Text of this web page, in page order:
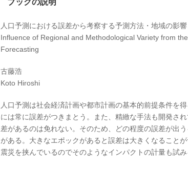
ブックの説明
人口予測における誤差から考察する予測方法・地域の影響
Influence of Regional and Methodological Variety from
Forecasting
古藤浩
Koto Hiroshi
人口予測は社会経済計画や都市計画の基本的前提条件を
には常に誤差がつきまとう。また、精緻な手法も開発さ
差があるのは免れない。そのため、どの程度の誤差が出
がある。大きなエポックがあると誤差は大きくなること
震災を挟んでいるのでそのようなインパクトの計量も試み